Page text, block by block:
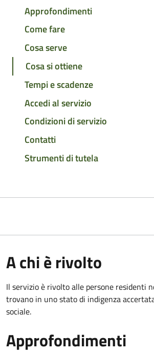
Approfondimenti
Come fare
Cosa serve
Cosa si ottiene
Tempi e scadenze
Accedi al servizio
Condizioni di servizio
Contatti
Strumenti di tutela
A chi è rivolto
Il servizio è rivolto alle persone residenti
trovano in uno stato di indigenza
sociale.
Approfondimenti